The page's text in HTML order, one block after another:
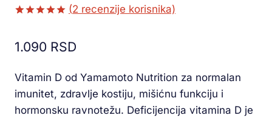
na osnovu
ocene
(2 recenzije korisnika)
1.090 RSD
Vitamin D od Yamamoto Nutrition za normalan
imunitet, zdravlje kostiju, mišićnu funkciju i
hormonsku ravnotežu. Deficijencija vitamina D je